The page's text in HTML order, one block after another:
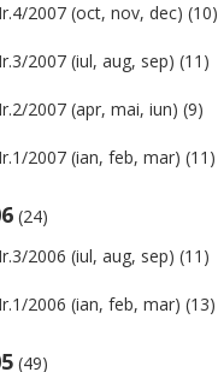
2007 (oct, nov, dec) (10)
2007 (iul, aug, sep) (11)
2007 (apr, mai, iun) (9)
2007 (ian, feb, mar) (11)
(24)
2006 (iul, aug, sep) (11)
2006 (ian, feb, mar) (13)
(49)